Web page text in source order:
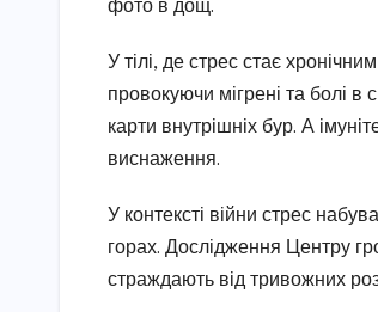
фото в дощ.
У тілі, де стрес стає
провокуючи мігрені та болі в
карти внутрішніх бур. А
виснаження.
У контексті війни стрес
горах. Дослідження Центру
страждають від тривожних